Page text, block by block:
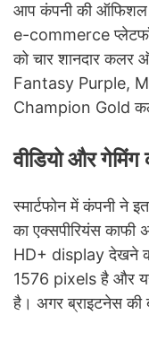
आप कंपनी की
e-commerce
को चार शानदार कलर
Fantasy Purple,
Champion Gold
वीडियो और
स्मार्टफोन में कंपनी ने
का एक्सपीरियंस
HD+ display देखने
1576 pixels है और
है। अगर ब्राइटनेस